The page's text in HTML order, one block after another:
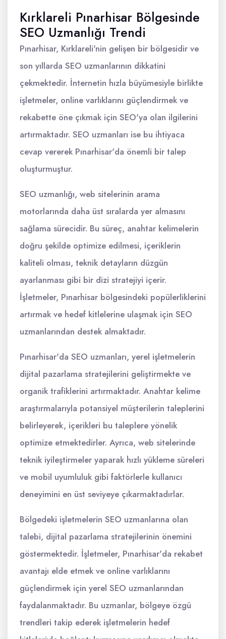
Kırklareli Pınarhisar Bölgesinde
SEO Uzmanlığı Trendi
Pınarhisar, Kırklareli'nin gelişen bir bölgesidir ve
son yıllarda SEO uzmanlarının dikkatini
çekmektedir. İnternetin hızla büyümesiyle birlikte
işletmeler, online varlıklarını güçlendirmek ve
rekabette öne çıkmak için SEO'ya olan ilgilerini
artırmaktadır. SEO uzmanları ise bu ihtiyaca
cevap vererek Pınarhisar'da önemli bir talep
oluşturmuştur.
SEO uzmanlığı, web sitelerinin arama
motorlarında daha üst sıralarda yer almasını
sağlama sürecidir. Bu süreç, anahtar kelimelerin
doğru şekilde optimize edilmesi, içeriklerin
kaliteli olması, teknik detayların düzgün
ayarlanması gibi bir dizi stratejiyi içerir.
İşletmeler, Pınarhisar bölgesindeki popülerliklerini
artırmak ve hedef kitlelerine ulaşmak için SEO
uzmanlarından destek almaktadır.
Pınarhisar'da SEO uzmanları, yerel işletmelerin
dijital pazarlama stratejilerini geliştirmekte ve
organik trafiklerini artırmaktadır. Anahtar kelime
araştırmalarıyla potansiyel müşterilerin taleplerini
belirleyerek, içerikleri bu taleplere yönelik
optimize etmektedirler. Ayrıca, web sitelerinde
teknik iyileştirmeler yaparak hızlı yükleme süreleri
ve mobil uyumluluk gibi faktörlerle kullanıcı
deneyimini en üst seviyeye çıkarmaktadırlar.
Bölgedeki işletmelerin SEO uzmanlarına olan
talebi, dijital pazarlama stratejilerinin önemini
göstermektedir. İşletmeler, Pınarhisar'da rekabet
avantajı elde etmek ve online varlıklarını
güçlendirmek için yerel SEO uzmanlarından
faydalanmaktadır. Bu uzmanlar, bölgeye özgü
trendleri takip ederek işletmelerin hedef